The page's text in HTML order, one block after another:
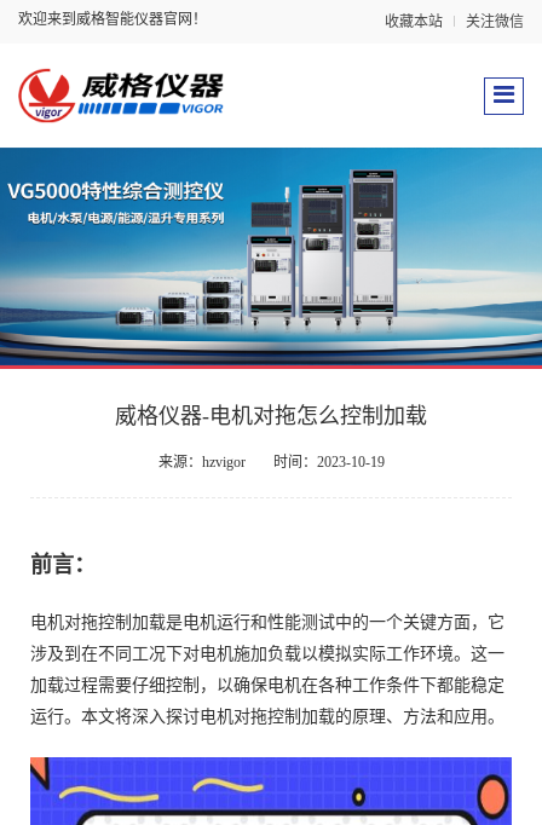
欢迎来到威格智能仪器官网！ 收藏本站 关注微信
威格仪器-电机对拖怎么控制加载
来源：hzvigor 时间：2023-10-19
前言：
电机对拖控制加载是电机运行和性能测试中的一个关键方面，它
涉及到在不同工况下对电机施加负载以模拟实际工作环境。这一
加载过程需要仔细控制，以确保电机在各种工作条件下都能稳定
运行。本文将深入探讨电机对拖控制加载的原理、方法和应用。